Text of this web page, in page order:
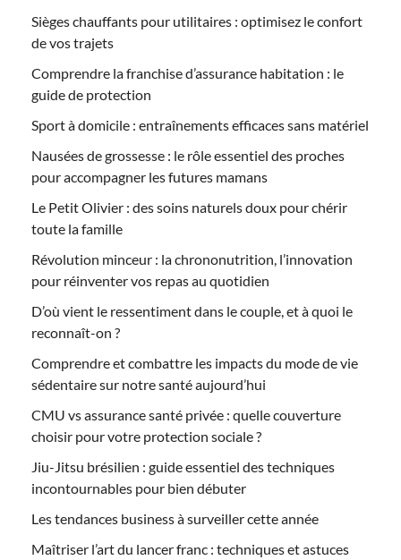
Sièges chauffants pour utilitaires : optimisez le confort
de vos trajets
Comprendre la franchise d’assurance habitation : le
guide de protection
Sport à domicile : entraînements efficaces sans matériel
Nausées de grossesse : le rôle essentiel des proches
pour accompagner les futures mamans
Le Petit Olivier : des soins naturels doux pour chérir
toute la famille
Révolution minceur : la chrononutrition, l’innovation
pour réinventer vos repas au quotidien
D’où vient le ressentiment dans le couple, et à quoi le
reconnaît-on ?
Comprendre et combattre les impacts du mode de vie
sédentaire sur notre santé aujourd’hui
CMU vs assurance santé privée : quelle couverture
choisir pour votre protection sociale ?
Jiu-Jitsu brésilien : guide essentiel des techniques
incontournables pour bien débuter
Les tendances business à surveiller cette année
Maîtriser l’art du lancer franc : techniques et astuces